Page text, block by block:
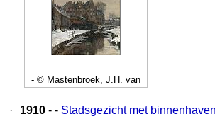
- © Mastenbroek, J.H. van
· 1910 - - Stadsgezicht met binnenhaven